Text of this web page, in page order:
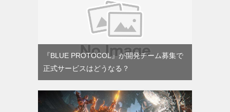
『BLUE PROTOCOL』が開発チーム募集で
正式サービスはどうなる？